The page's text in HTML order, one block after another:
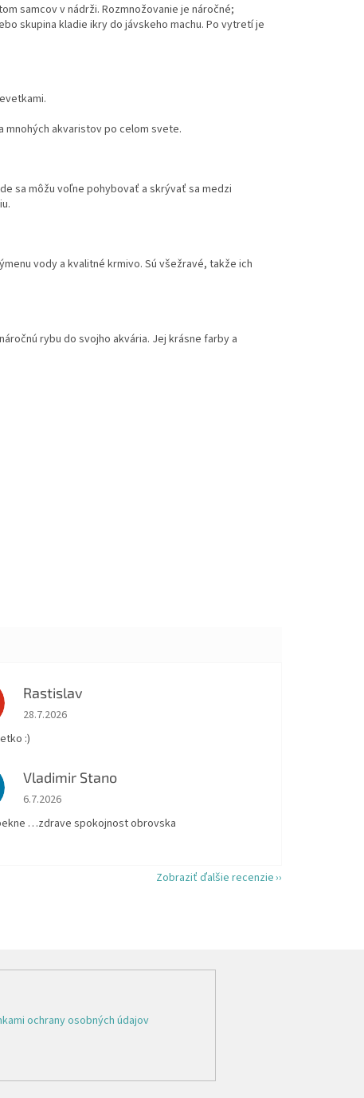
samcov v nádrži. Rozmnožovanie je náročné;
skupina kladie ikry do jávskeho machu. Po vytretí je
mnohých akvaristov po celom svete.
sa môžu voľne pohybovať a skrývať sa medzi
vody a kvalitné krmivo. Sú všežravé, takže ich
rybu do svojho akvária. Jej krásne farby a
Rastislav
Hodnotenie obchodu je 5 z 5 hviezdičiek.
28.7.2026
:)
Vladimir Stano
Hodnotenie obchodu je 5 z 5 hviezdičiek.
6.7.2026
…zdrave spokojnost obrovska
Zobraziť ďalšie recenzie
ochrany osobných údajov